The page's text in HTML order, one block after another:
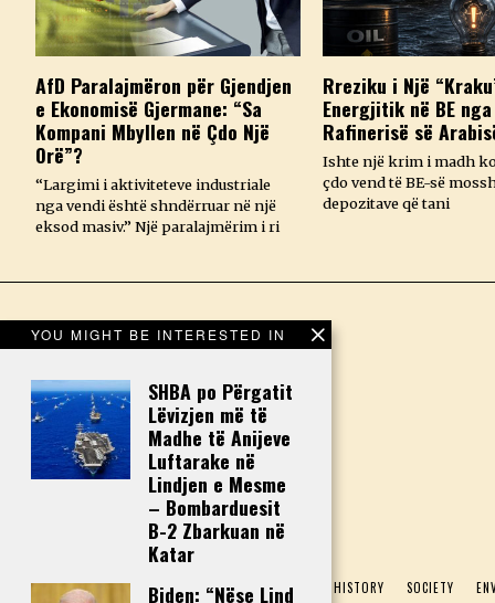
AfD Paralajmëron për Gjendjen
e Ekonomisë Gjermane: “Sa
Kompani Mbyllen në Çdo Një
Orë”?
“Largimi i aktiviteteve industriale
nga vendi është shndërruar në një
eksod masiv.” Një paralajmërim i ri
Rreziku i Një
Energjitik në BE
Rafinerisë së
Ishte një krim i madh
çdo vend të BE-së
depozitave që tani
YOU MIGHT BE INTERESTED IN
SHBA po Përgatit
Lëvizjen më të
Madhe të Anijeve
Luftarake në
Lindjen e Mesme
– Bombarduesit
B-2 Zbarkuan në
Katar
Biden: “Nëse Lind
HOME POLITICS ECONOMY CULTURE HISTORY SOCIETY